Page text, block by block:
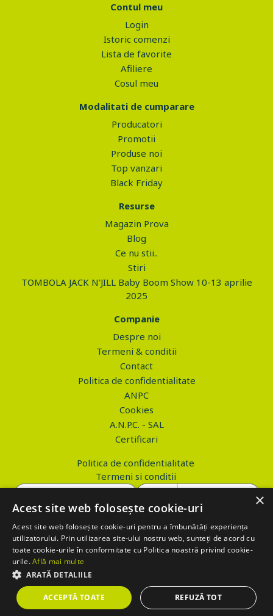
Contul meu
Login
Istoric comenzi
Lista de favorite
Afiliere
Cosul meu
Modalitati de cumparare
Producatori
Promotii
Produse noi
Top vanzari
Black Friday
Resurse
Magazin Prova
Blog
Ce nu stii..
Stiri
TOMBOLA JACK N'JILL Baby Boom Show 10-13 aprilie
2025
Companie
Despre noi
Termeni & conditii
Contact
Politica de confidentialitate
ANPC
Cookies
A.N.P.C. - SAL
Certificari
Politica de confidentialitate
Termeni si conditii
Copyright © 2026 PROVA.ro
$('.btn_gdpr').click(function() { //alert('test'); var values='';
values+='action=accept-gdpr'; $.ajax({ method: "POST", url:
"https://www.prova.ro/gdpr.php", data: values, success: function(html)
{ if (html == 'success') { $('.box_gdpr').remove(); return false; } } });
×
Acest site web folosește cookie-uri
Acest site web folosește cookie-uri pentru a îmbunătăți experiența
utilizatorului. Prin utilizarea site-ului nostru web, sunteți de acord cu
toate cookie-urile în conformitate cu Politica noastră privind cookie-
urile.Află mai multe
ARATĂ DETALIILE
ACCEPTĂ TOATE REFUZĂ TOT